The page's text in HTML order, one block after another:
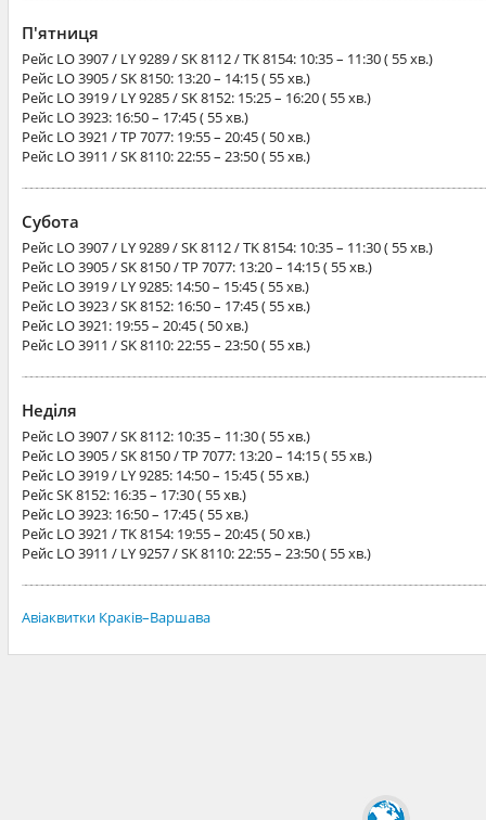
П'ятниця
Рейс LO 3907 / LY 9289 / SK 8112 / TK 8154: 10:35 – 11:30 ( 55 хв.)
Рейс LO 3905 / SK 8150: 13:20 – 14:15 ( 55 хв.)
Рейс LO 3919 / LY 9285 / SK 8152: 15:25 – 16:20 ( 55 хв.)
Рейс LO 3923: 16:50 – 17:45 ( 55 хв.)
Рейс LO 3921 / TP 7077: 19:55 – 20:45 ( 50 хв.)
Рейс LO 3911 / SK 8110: 22:55 – 23:50 ( 55 хв.)
Субота
Рейс LO 3907 / LY 9289 / SK 8112 / TK 8154: 10:35 – 11:30 ( 55 хв.)
Рейс LO 3905 / SK 8150 / TP 7077: 13:20 – 14:15 ( 55 хв.)
Рейс LO 3919 / LY 9285: 14:50 – 15:45 ( 55 хв.)
Рейс LO 3923 / SK 8152: 16:50 – 17:45 ( 55 хв.)
Рейс LO 3921: 19:55 – 20:45 ( 50 хв.)
Рейс LO 3911 / SK 8110: 22:55 – 23:50 ( 55 хв.)
Неділя
Рейс LO 3907 / SK 8112: 10:35 – 11:30 ( 55 хв.)
Рейс LO 3905 / SK 8150 / TP 7077: 13:20 – 14:15 ( 55 хв.)
Рейс LO 3919 / LY 9285: 14:50 – 15:45 ( 55 хв.)
РейсSK 8152: 16:35 – 17:30 ( 55 хв.)
Рейс LO 3923: 16:50 – 17:45 ( 55 хв.)
Рейс LO 3921 / TK 8154: 19:55 – 20:45 ( 50 хв.)
Рейс LO 3911 / LY 9257 / SK 8110: 22:55 – 23:50 ( 55 хв.)
Авіаквитки Краків–Варшава